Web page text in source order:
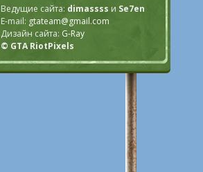
Ведущие сайта: dimassss и Se7en
E-mail: gtateam@gmail.com
Дизайн сайта: G-Ray
© GTA RiotPixels